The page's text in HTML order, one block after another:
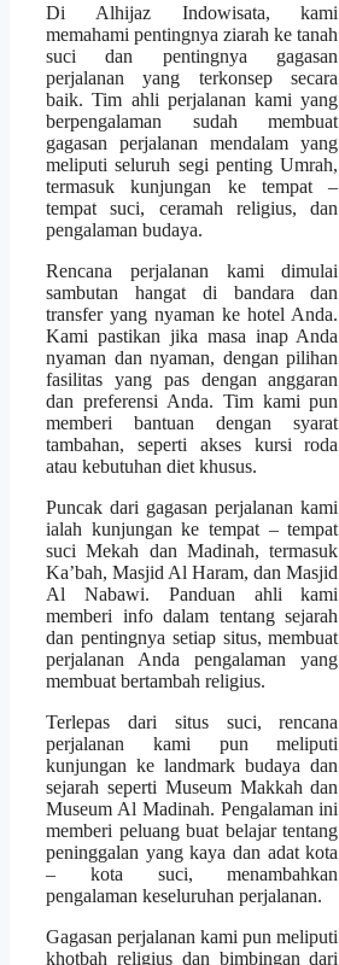
Di Alhijaz Indowisata, kami
memahami pentingnya ziarah ke tanah
suci dan pentingnya gagasan
perjalanan yang terkonsep secara
baik. Tim ahli perjalanan kami yang
berpengalaman sudah membuat
gagasan perjalanan mendalam yang
meliputi seluruh segi penting Umrah,
termasuk kunjungan ke tempat –
tempat suci, ceramah religius, dan
pengalaman budaya.
Rencana perjalanan kami dimulai
sambutan hangat di bandara dan
transfer yang nyaman ke hotel Anda.
Kami pastikan jika masa inap Anda
nyaman dan nyaman, dengan pilihan
fasilitas yang pas dengan anggaran
dan preferensi Anda. Tim kami pun
memberi bantuan dengan syarat
tambahan, seperti akses kursi roda
atau kebutuhan diet khusus.
Puncak dari gagasan perjalanan kami
ialah kunjungan ke tempat – tempat
suci Mekah dan Madinah, termasuk
Ka’bah, Masjid Al Haram, dan Masjid
Al Nabawi. Panduan ahli kami
memberi info dalam tentang sejarah
dan pentingnya setiap situs, membuat
perjalanan Anda pengalaman yang
membuat bertambah religius.
Terlepas dari situs suci, rencana
perjalanan kami pun meliputi
kunjungan ke landmark budaya dan
sejarah seperti Museum Makkah dan
Museum Al Madinah. Pengalaman ini
memberi peluang buat belajar tentang
peninggalan yang kaya dan adat kota
– kota suci, menambahkan
pengalaman keseluruhan perjalanan.
Gagasan perjalanan kami pun meliputi
khotbah religius dan bimbingan dari